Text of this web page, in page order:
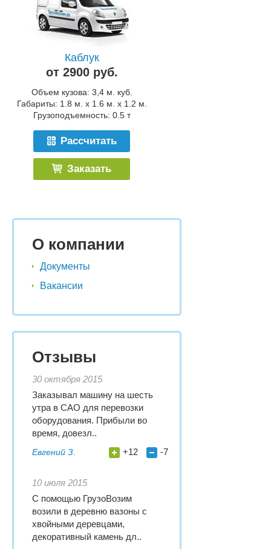
Каблук
от 2900 руб.
Объем кузова: 3,4 м. куб.
Габариты: 1.8 м. x 1.6 м. x 1.2 м.
Грузоподъемность: 0.5 т
Рассчитать
Заказать
О компании
Документы
Вакансии
Отзывы
30 октября 2015
Заказывал машину на шесть
утра в САО для перевозки
оборудования. Прибыли во
время, довезл..
Евгений З. +12 -7
10 июля 2015
С помощью ГрузоВозим
возили в деревню вазоны с
хвойными деревцами,
декоративный камень дл..